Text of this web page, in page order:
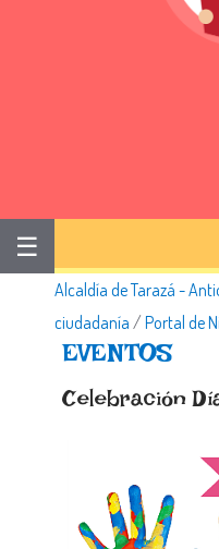
☰
Alcaldía de Tarazá -
ciudadanía / Portal de
​EVENTOS​
​Celebración